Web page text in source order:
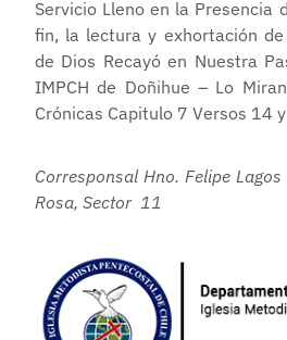
Servicio Lleno en la Presencia
fin, la lectura y exhortación
de Dios Recayó en Nuestra
IMPCH de Doñihue – Lo
Crónicas Capitulo 7 Versos 14
Corresponsal Hno. Felipe
Rosa, Sector 11